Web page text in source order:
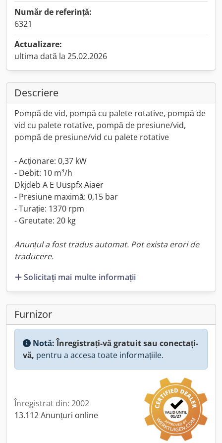
Număr de referință:
6321
Actualizare:
ultima dată la 25.02.2026
Descriere
Pompă de vid, pompă cu palete rotative, pompă de
vid cu palete rotative, pompă de presiune/vid,
pompă de presiune/vid cu palete rotative
- Acționare: 0,37 kW
- Debit: 10 m³/h
Dkjdeb A E Uuspfx Aiaer
- Presiune maximă: 0,15 bar
- Turație: 1370 rpm
- Greutate: 20 kg
Anunțul a fost tradus automat. Pot exista erori de
traducere.
Solicitați mai multe informații
Furnizor
Notă:Înregistrați-vă gratuit sau conectați-
vă, pentru a accesa toate informațiile.
Înregistrat din: 2002
13.112 Anunțuri online